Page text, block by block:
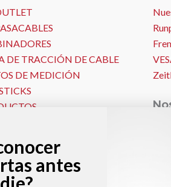
DE TRACCIÓN DE CABLE
DE MEDICIÓN
DE SOPLADO
antes